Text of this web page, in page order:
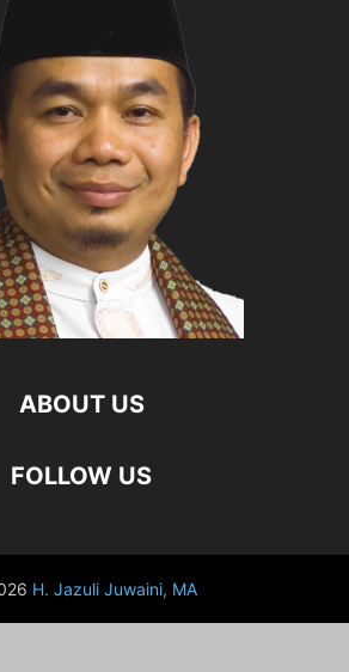
ABOUT US
FOLLOW US
H. Jazuli Juwaini, MA